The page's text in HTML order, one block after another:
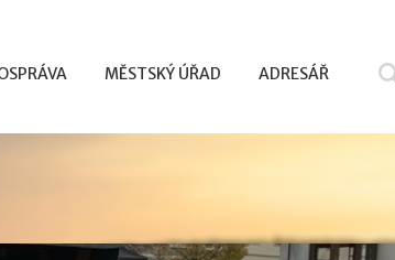
MĚSTSKÝ ÚŘAD ADRESÁŘ